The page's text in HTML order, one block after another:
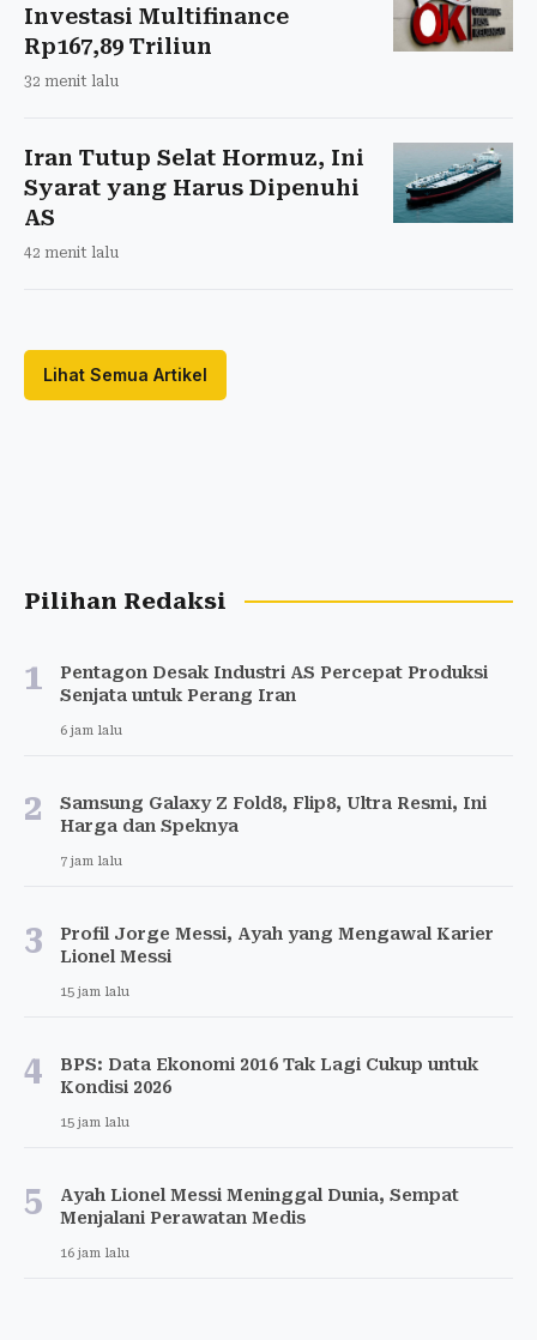
Investasi Multifinance
Rp167,89 Triliun
32 menit lalu
Iran Tutup Selat Hormuz, Ini
Syarat yang Harus Dipenuhi
AS
42 menit lalu
Lihat Semua Artikel
Pilihan Redaksi
1
Pentagon Desak Industri AS Percepat Produksi
Senjata untuk Perang Iran
6 jam lalu
2
Samsung Galaxy Z Fold8, Flip8, Ultra Resmi, Ini
Harga dan Speknya
7 jam lalu
3
Profil Jorge Messi, Ayah yang Mengawal Karier
Lionel Messi
15 jam lalu
4
BPS: Data Ekonomi 2016 Tak Lagi Cukup untuk
Kondisi 2026
15 jam lalu
5
Ayah Lionel Messi Meninggal Dunia, Sempat
Menjalani Perawatan Medis
16 jam lalu